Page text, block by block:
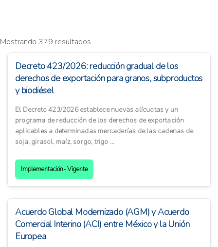
Mostrando 379 resultados
Decreto 423/2026: reducción gradual de los
derechos de exportación para granos, subproductos
y biodiésel
El Decreto 423/2026 establece nuevas alícuotas y un
programa de reducción de los derechos de exportación
aplicables a determinadas mercaderías de las cadenas de
soja, girasol, maíz, sorgo, trigo ...
Implementación- Vigente
Acuerdo Global Modernizado (AGM) y Acuerdo
Comercial Interino (ACI) entre México y la Unión
Europea